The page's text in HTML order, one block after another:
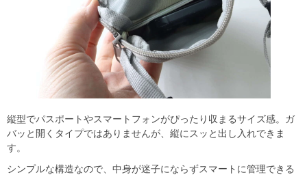
縦型でパスポートやスマートフォンがぴったり収まるサイズ感。ガ
バッと開くタイプではありませんが、縦にスッと出し入れできま
す。
シンプルな構造なので、中身が迷子にならずスマートに管理できる